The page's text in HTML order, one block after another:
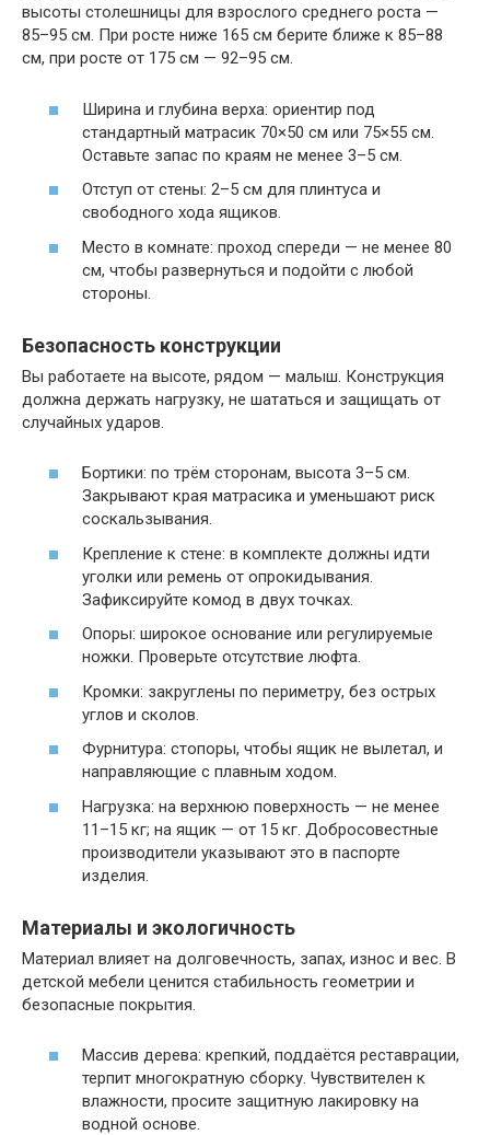
высоты столешницы для взрослого среднего роста —
85–95 см. При росте ниже 165 см берите ближе к 85–88
см, при росте от 175 см — 92–95 см.
Ширина и глубина верха: ориентир под
стандартный матрасик 70×50 см или 75×55 см.
Оставьте запас по краям не менее 3–5 см.
Отступ от стены: 2–5 см для плинтуса и
свободного хода ящиков.
Место в комнате: проход спереди — не менее 80
см, чтобы развернуться и подойти с любой
стороны.
Безопасность конструкции
Вы работаете на высоте, рядом — малыш. Конструкция
должна держать нагрузку, не шататься и защищать от
случайных ударов.
Бортики: по трём сторонам, высота 3–5 см.
Закрывают края матрасика и уменьшают риск
соскальзывания.
Крепление к стене: в комплекте должны идти
уголки или ремень от опрокидывания.
Зафиксируйте комод в двух точках.
Опоры: широкое основание или регулируемые
ножки. Проверьте отсутствие люфта.
Кромки: закруглены по периметру, без острых
углов и сколов.
Фурнитура: стопоры, чтобы ящик не вылетал, и
направляющие с плавным ходом.
Нагрузка: на верхнюю поверхность — не менее
11–15 кг; на ящик — от 15 кг. Добросовестные
производители указывают это в паспорте
изделия.
Материалы и экологичность
Материал влияет на долговечность, запах, износ и вес. В
детской мебели ценится стабильность геометрии и
безопасные покрытия.
Массив дерева: крепкий, поддаётся реставрации,
терпит многократную сборку. Чувствителен к
влажности, просите защитную лакировку на
водной основе.